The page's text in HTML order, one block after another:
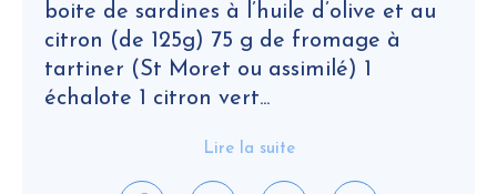
boite de sardines à l’huile d’olive et au
citron (de 125g) 75 g de fromage à
tartiner (St Moret ou assimilé) 1
échalote 1 citron vert...
Lire la suite